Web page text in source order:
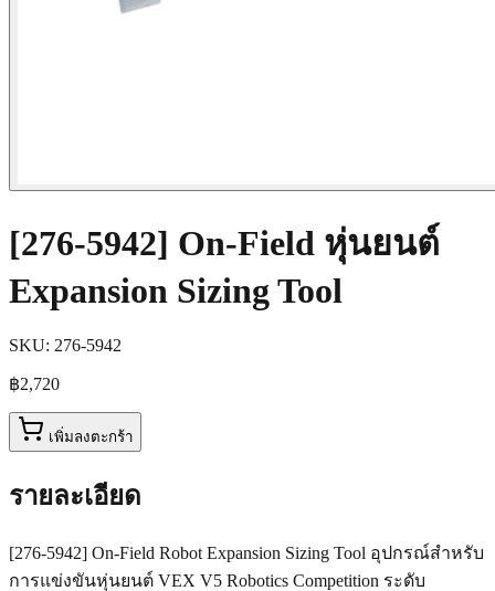
[276-5942] On-Field หุ่นยนต์
Expansion Sizing Tool
SKU: 276-5942
฿2,720
เพิ่มลงตะกร้า
รายละเอียด
[276-5942] On-Field Robot Expansion Sizing Tool อุปกรณ์สำหรับ
การแข่งขันหุ่นยนต์ VEX V5 Robotics Competition ระดับ